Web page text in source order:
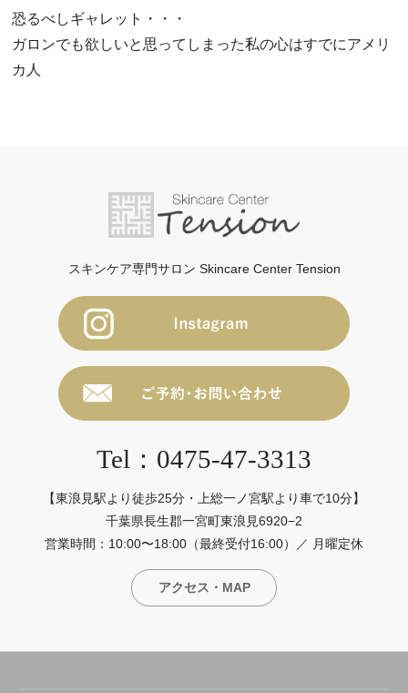
恐るべしギャレット・・・
ガロンでも欲しいと思ってしまった私の心はすでにアメリ
カ人
スキンケア専門サロン Skincare Center Tension
Tel：0475-47-3313
【東浪見駅より徒歩25分・上総一ノ宮駅より車で10分】
千葉県長生郡一宮町東浪見6920−2
営業時間：10:00〜18:00（最終受付16:00）／ 月曜定休
アクセス・MAP